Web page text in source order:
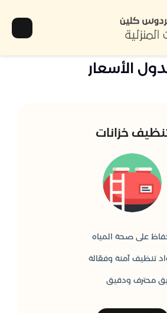
الأسعار
خزانات
على صحة المياه
تنظيف آمنة وفعّالة
محترف ودقيق